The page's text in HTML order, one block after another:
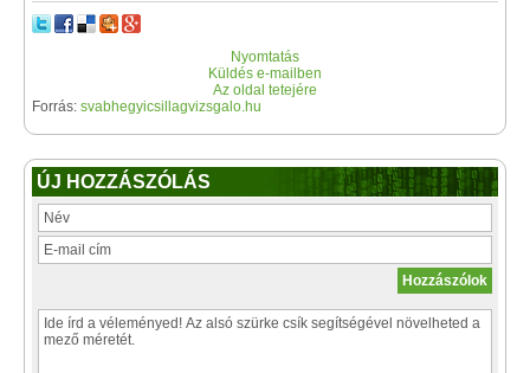
Nyomtatás
Küldés e-mailben
Az oldal tetejére
Forrás: svabhegyicsillagvizsgalo.hu
ÚJ HOZZÁSZÓLÁS